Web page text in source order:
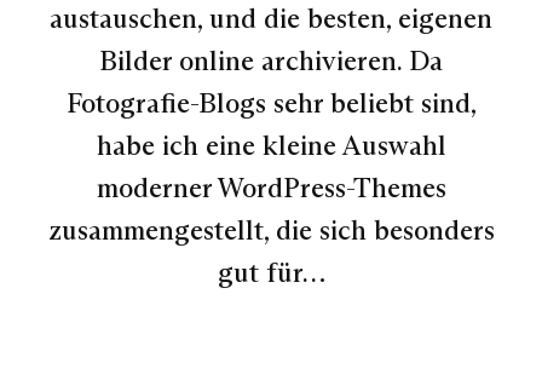
austauschen, und die besten, eigenen
Bilder online archivieren. Da
Fotografie-Blogs sehr beliebt sind,
habe ich eine kleine Auswahl
moderner WordPress-Themes
zusammengestellt, die sich besonders
gut für…